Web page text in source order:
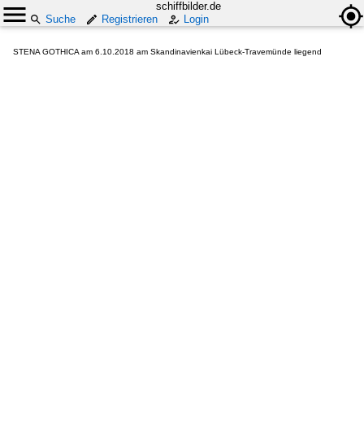
schiffbilder.de
Suche
Registrieren Login
STENA GOTHICA am 6.10.2018 am Skandinavienkai Lübeck-Travemünde liegend